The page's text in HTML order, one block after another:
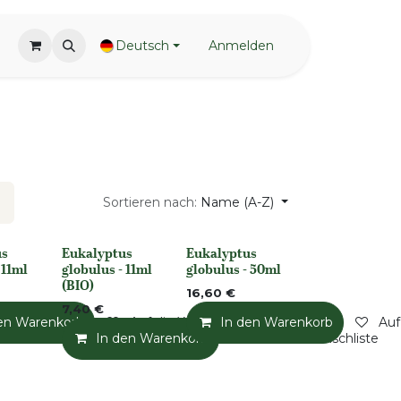
Deutsch Anmelden
Sortieren nach: Name (A-Z)
Auf die Wunschliste
Warenkorb Auf die Wunschliste
None
Eukalyptus
globulus - 11ml
(BIO)
7,40€
In den Warenkorb Auf die Wunschliste
None
Eukalyptus
globulus - 50ml
16,60 €
In den Warenkorb